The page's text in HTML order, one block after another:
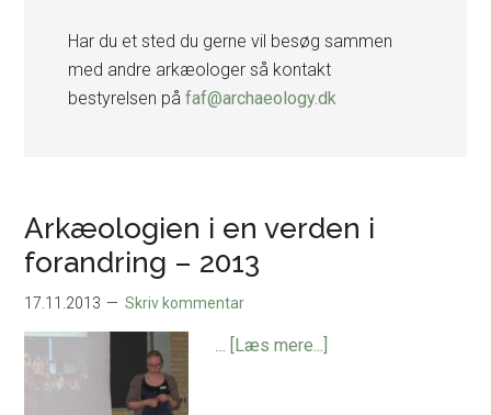
Har du et sted du gerne vil besøg sammen
med andre arkæologer så kontakt
bestyrelsen påfaf@archaeology.dk
Arkæologien i en verden i
forandring – 2013
17.11.2013 Skriv kommentar
… [Læs mere...]